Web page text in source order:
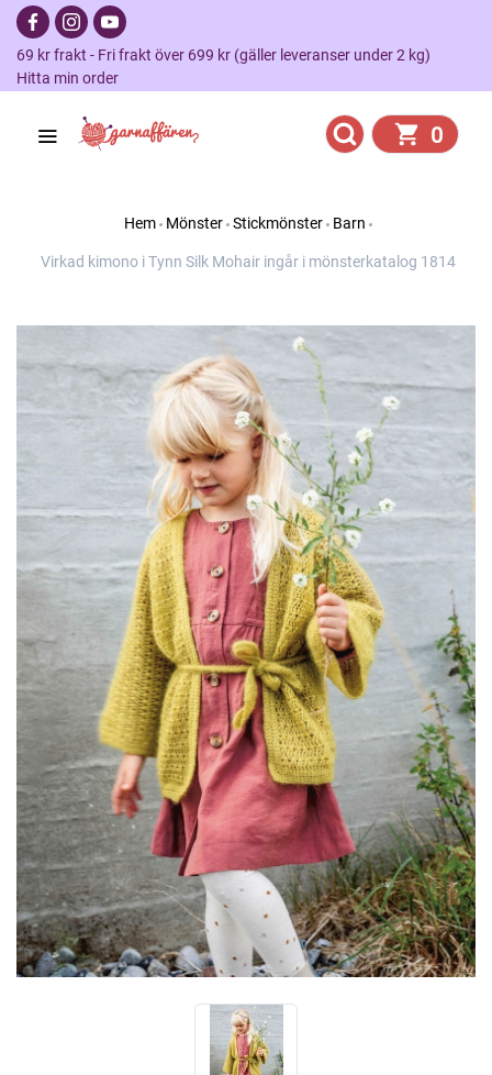
69 kr frakt - Fri frakt över 699 kr (gäller leveranser under 2 kg)
Hitta min order
0
Hem Mönster Stickmönster Barn
Virkad kimono i Tynn Silk Mohair ingår i mönsterkatalog 1814